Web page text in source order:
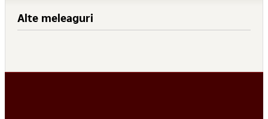
Alte meleaguri